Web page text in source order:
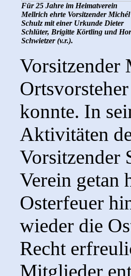
Für 25 Jahre im Heimatverein
Mellrich ehrte Vorsitzender Michél
Schulz mit einer Urkunde Dieter
Schlüter, Brigitte Körtling und
Schwietzer (v.r.).
Vorsitzender
konnte. In
Aktivitäten
Vorsitzender
Verein getan
Osterfeuer
wieder die
Recht
Mitglieder